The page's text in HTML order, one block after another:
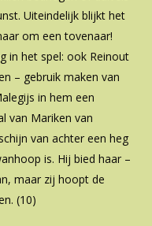
Uiteindelijk blijkt het
om een tovenaar!
in het spel: ook Reinout
– gebruik maken van
in hem een
van Mariken van
van achter een heg
is. Hij bied haar –
maar zij hoopt de
(10)